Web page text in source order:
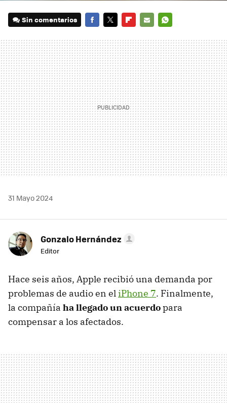
Sin comentarios
MAIL
31 Mayo 2024
Gonzalo Hernández
Editor
Hace seis años, Apple recibió una demanda por
problemas de audio en eliPhone 7. Finalmente,
la compañía ha llegado un acuerdopara
compensar a los afectados.